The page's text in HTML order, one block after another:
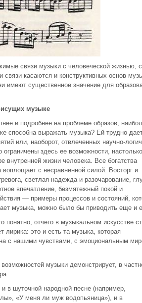
связи музыки с человеческой жизнью, с
связи касаются и конструктивных основ
имеют существенное значение для
музыке
и подробнее на проблеме образов,
способна выражать музыка? Ей трудно
или, наоборот, отвлеченных научно-
ограничены здесь ее возможности, настолько
внутренней жизни человека. Все богатства
с несравненной силой. Восторг и
светлая надежда и разочарование,
впечатление, безмятежный покой и
— примеры процессов и состояний,
музыка, можно было бы приводить еще и
понятно, отчего в музыкальном искусстве
лирика: это и есть та музыка, которая
с нашими чувствами, с эмоциональным
музыки демонстрирует, в
в шуточной народной песне (например,
«У меня ли муж водопьяница»), и в